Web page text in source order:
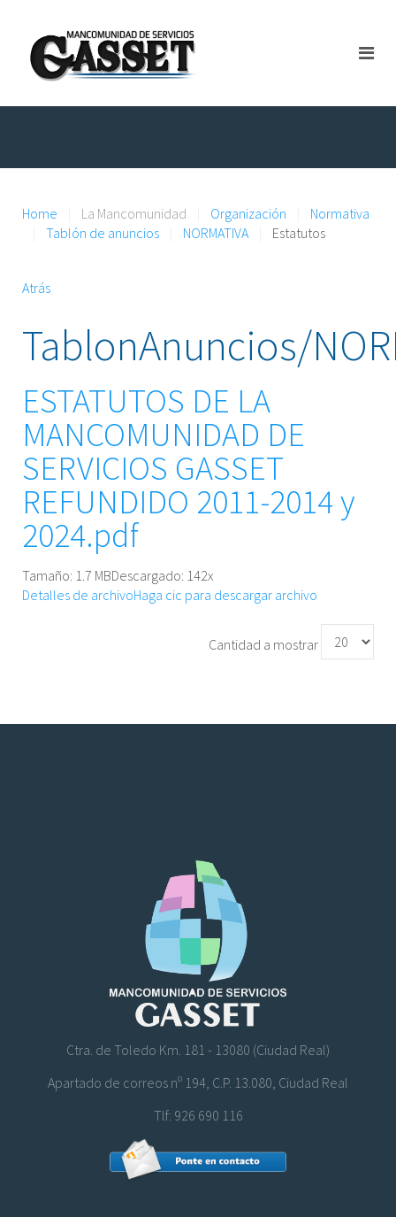
Home La Mancomunidad Organización
Normativa
Tablón de anuncios
NORMATIVA Estatutos
Atrás
TablonAnuncios/
ESTATUTOS DE LA
MANCOMUNIDAD DE
SERVICIOS GASSET
REFUNDIDO 2011-2014 y
2024.pdf
Tamaño: 1.7 MBDescargado: 142x
Detalles de archivoHaga cic para descargar archivo
Cantidad a mostrar
Ctra. de Toledo Km. 181 - 13080 (Ciudad Real)
Apartado de correos nº 194, C.P. 13.080, Ciudad Real
Tlf: 926 690 116